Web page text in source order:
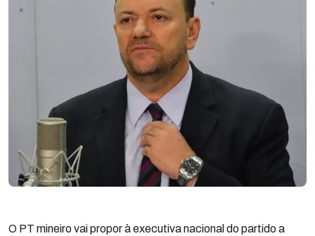
O PT mineiro vai propor à executiva nacional do partido a